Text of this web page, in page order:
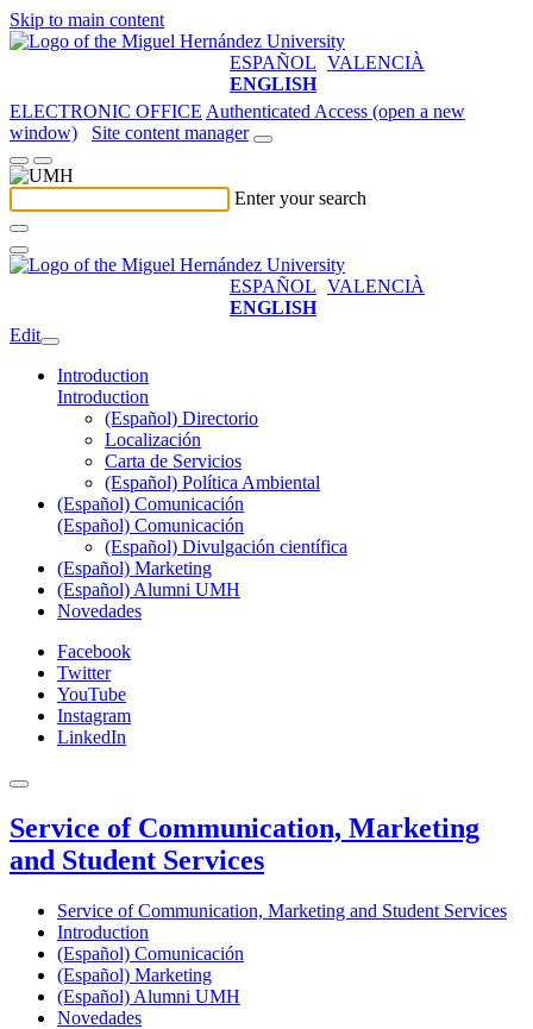
Skip to main content
ESPAÑOL VALENCIÀ
ENGLISH
ELECTRONIC OFFICE Authenticated Access (open a new
window)
Site content manager
Enter your search
ESPAÑOL VALENCIÀ
ENGLISH
Edit
Introduction
Introduction
(Español) Directorio
Localización
Carta de Servicios
(Español) Política Ambiental
(Español) Comunicación
(Español) Comunicación
(Español) Divulgación científica
(Español) Marketing
(Español) Alumni UMH
Novedades
Facebook
Twitter
YouTube
Instagram
LinkedIn
Service of Communication, Marketing
and Student Services
Service of Communication, Marketing and Student Services
Introduction
(Español) Comunicación
(Español) Marketing
(Español) Alumni UMH
Novedades